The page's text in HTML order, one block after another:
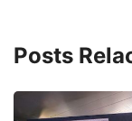
Posts